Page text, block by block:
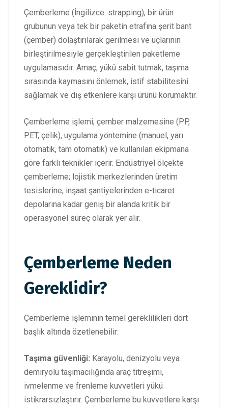
Çemberleme (İngilizce: strapping), bir ürün
grubunun veya tek bir paketin etrafına şerit bant
(çember) dolaştırılarak gerilmesi ve uçlarının
birleştirilmesiyle gerçekleştirilen paketleme
uygulamasıdır. Amaç; yükü sabit tutmak, taşıma
sırasında kaymasını önlemek, istif stabilitesini
sağlamak ve dış etkenlere karşı ürünü korumaktır.
Çemberleme işlemi; çember malzemesine (PP,
PET, çelik), uygulama yöntemine (manuel, yarı
otomatik, tam otomatik) ve kullanılan ekipmana
göre farklı teknikler içerir. Endüstriyel ölçekte
çemberleme; lojistik merkezlerinden üretim
tesislerine, inşaat şantiyelerinden e-ticaret
depolarına kadar geniş bir alanda kritik bir
operasyonel süreç olarak yer alır.
Çemberleme Neden
Gereklidir?
Çemberleme işleminin temel gereklilikleri dört
başlık altında özetlenebilir:
Taşıma güvenliği: Karayolu, denizyolu veya
demiryolu taşımacılığında araç titreşimi,
ivmelenme ve frenleme kuvvetleri yükü
istikrarsızlaştırır. Çemberleme bu kuvvetlere karşı